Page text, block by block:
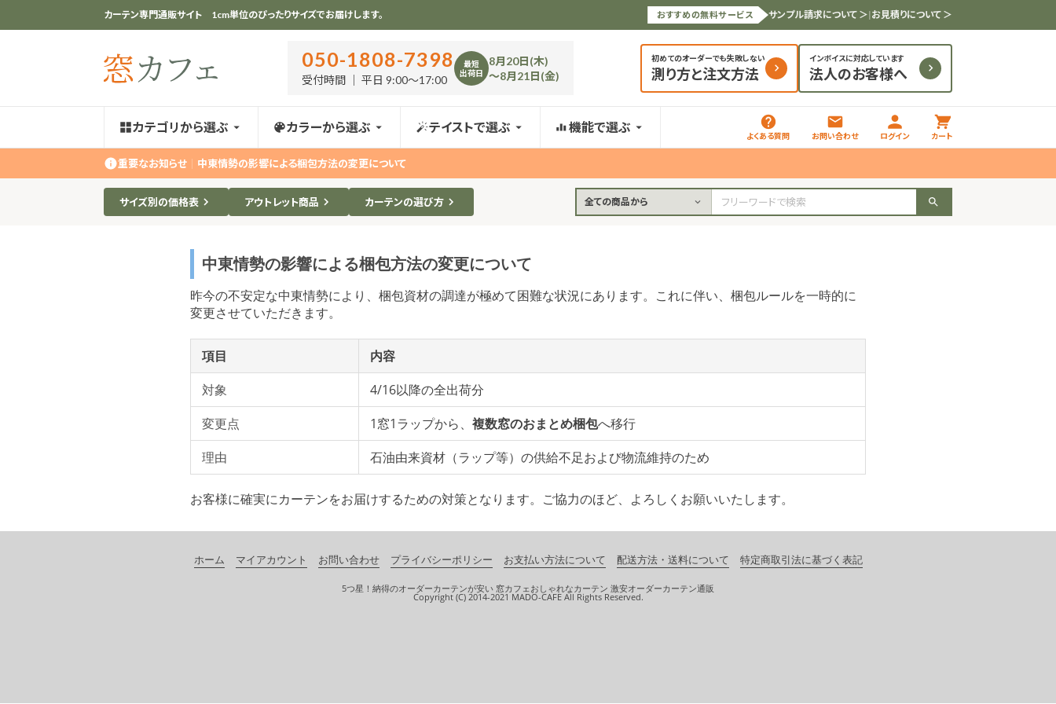
カーテン専門通販サイト 1cm単位のぴったりサイズでお届けします。 おすすめの無料サービス サンプル請求について ＞|お見積りについて ＞
050-1808-7398
受付時間 ｜ 平日 9:00〜17:00
最短
出荷日
8月20日(木)
〜8月21日(金)
初めてのオーダーでも失敗しない
測り方と注文方法
インボイスに対応しています
法人のお客様へ
カテゴリから選ぶ カラーから選ぶ テイストで選ぶ 機能で選ぶ
よくある質問 お問い合わせ ログイン カート
重要なお知らせ 中東情勢の影響による梱包方法の変更について
サイズ別の価格表 アウトレット商品 カーテンの選び方 全ての商品から
中東情勢の影響による梱包方法の変更について
昨今の不安定な中東情勢により、梱包資材の調達が極めて困難な状況にあります。これに伴い、梱包ルールを一時的に
変更させていただきます。
項目
内容
対象
4/16以降の全出荷分
変更点
1窓1ラップから、 複数窓のおまとめ梱包へ移行
理由
石油由来資材（ラップ等）の供給不足および物流維持のため
お客様に確実にカーテンをお届けするための対策となります。ご協力のほど、よろしくお願いいたします。
ホーム マイアカウント お問い合わせ プライバシーポリシー お支払い方法について 配送方法・送料について 特定商取引法に基づく表記
5つ星！納得のオーダーカーテンが安い 窓カフェおしゃれなカーテン 激安オーダーカーテン通販
Copyright (C) 2014-2021 MADO-CAFE All Rights Reserved.